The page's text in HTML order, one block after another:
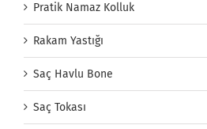
Pratik Namaz Kolluk
Rakam Yastığı
Saç Havlu Bone
Saç Tokası